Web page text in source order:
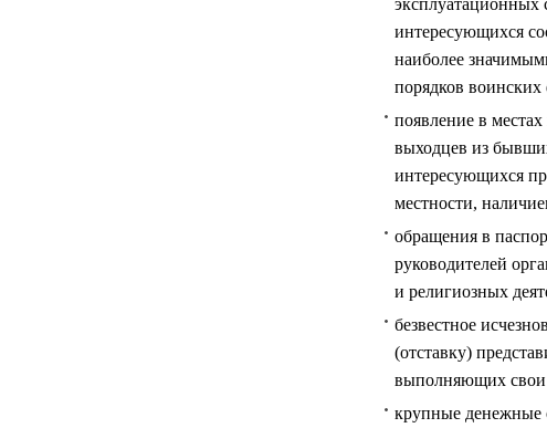
интересующихся
наиболее
порядков
появление в
выходцев из
интересующихся
местности,
обращения в
руководителей
и религиозных
безвестное
(отставку)
выполняющих свои
крупные денежные